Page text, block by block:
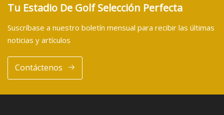
Tu Estadio De Golf Selección Perfecta
Suscríbase a nuestro boletín mensual para recibir las últimas
noticias y artículos
Contáctenos